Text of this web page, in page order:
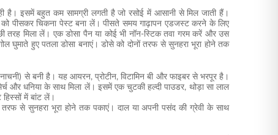
इसमें बहुत कम सामग्री लगती है जो रसोई में आसानी से मिल जाती हैं।
को पीसकर चिकना पेस्ट बना लें। पीसते समय गाढ़ापन एडजस्ट करने के लिए
तरह मिला लें। एक डोसा पैन या कोई भी नॉन-स्टिक तवा गरम करें और उस
घुमाते हुए पतला डोसा बनाएं। डोसे को दोनों तरफ से सुनहरा भूरा होने तक
से बनी है। यह आयरन, प्रोटीन, विटामिन बी और फाइबर से भरपूर है।
और धनिया के साथ मिला लें। इसमें एक चुटकी हल्दी पाउडर, थोड़ा सा लाल
में बांट लें।
से सुनहरा भूरा होने तक पकाएं। दाल या अपनी पसंद की ग्रेवी के साथ